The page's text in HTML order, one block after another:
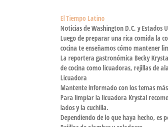
El Tiempo Latino
Noticias de Washington D.C. y Estados
Luego de preparar una rica comida la
cocina te enseñamos cómo mantener
La reportera gastronómica Becky
de cocina como licuadoras, rejillas de
Licuadora
Mantente informado con los temas
Para limpiar la licuadora Krystal
lados y la cuchilla.
Dependiendo de lo que haya hecho, es